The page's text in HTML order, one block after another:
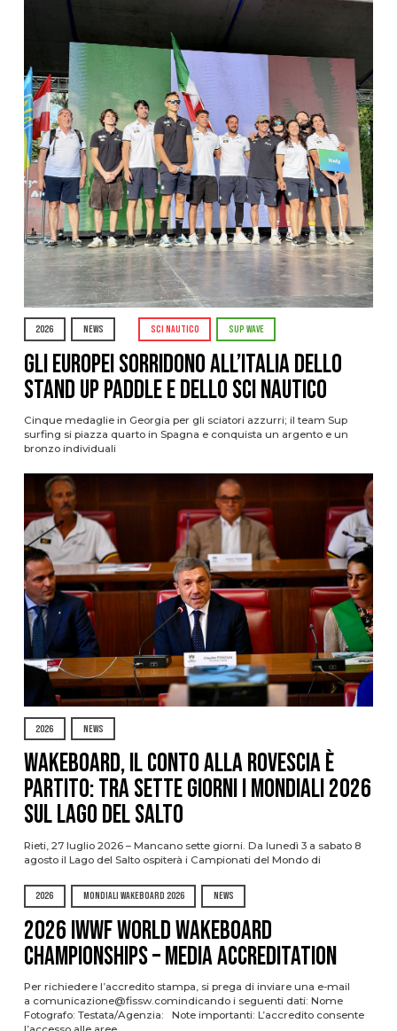
2026 NEWS SCI NAUTICO SUP WAVE
Gli Europei sorridono all’Italia dello
stand up paddle e dello sci nautico
Cinque medaglie in Georgia per gli sciatori azzurri; il team Sup
surfing si piazza quarto in Spagna e conquista un argento e un
bronzo individuali
2026 NEWS
Wakeboard, il conto alla rovescia è
partito: tra sette giorni i Mondiali 2026
sul Lago del Salto
Rieti, 27 luglio 2026 – Mancano sette giorni. Da lunedì 3 a sabato 8
agosto il Lago del Salto ospiterà i Campionati del Mondo di
2026 MONDIALI WAKEBOARD 2026 NEWS
2026 IWWF WORLD WAKEBOARD
CHAMPIONSHIPS – MEDIA ACCREDITATION
Per richiedere l’accredito stampa, si prega di inviare una e-mail
a comunicazione@fissw.comindicando i seguenti dati: Nome
Fotografo: Testata/Agenzia: Note importanti: L’accredito consente